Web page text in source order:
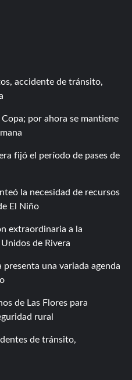
accidente de tránsito,
por ahora se mantiene
fijó el período de pases de
la necesidad de recursos
El Niño
extraordinaria a la
de Rivera
una variada agenda
de Las Flores para
rural
de tránsito,